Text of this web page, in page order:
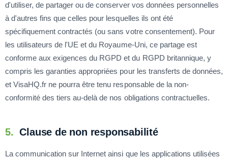
d'utiliser, de partager ou de conserver vos données personnelles
à d'autres fins que celles pour lesquelles ils ont été
spécifiquement contractés (ou sans votre consentement). Pour
les utilisateurs de l'UE et du Royaume-Uni, ce partage est
conforme aux exigences du RGPD et du RGPD britannique, y
compris les garanties appropriées pour les transferts de données,
et VisaHQ.fr ne pourra être tenu responsable de la non-
conformité des tiers au-delà de nos obligations contractuelles.
5. Clause de non responsabilité
La communication sur Internet ainsi que les applications utilisées